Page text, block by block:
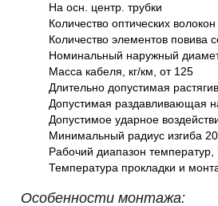
На осн. центр. трубки
Количество оптических
Количество элементов повива
Номинальный наружный
Масса кабеля, кг/км, от 125
Длительно допустимая
Допустимая раздавливающая
Допустимое ударное
Минимальный радиус изгиба
Рабочий диапазон
Температура прокладки и
Особенности монтажа: